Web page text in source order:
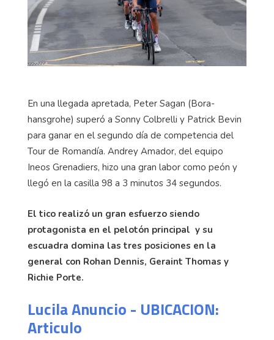
En una llegada apretada, Peter Sagan (Bora-
hansgrohe) superó a Sonny Colbrelli y Patrick Bevin
para ganar en el segundo día de competencia del
Tour de Romandía. Andrey Amador, del equipo
Ineos Grenadiers, hizo una gran labor como peón y
llegó en la casilla 98 a 3 minutos 34 segundos.
El tico realizó un gran esfuerzo siendo
protagonista en el pelotón principal y su
escuadra domina las tres posiciones en la
general con Rohan Dennis, Geraint Thomas y
Richie Porte.
Lucila Anuncio - UBICACION:
Articulo